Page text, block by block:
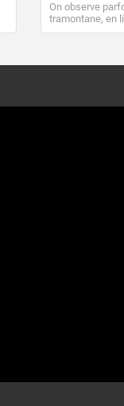
On observe
tramontane, en
de forêt. Mais
à nord-ouest,
monts, en